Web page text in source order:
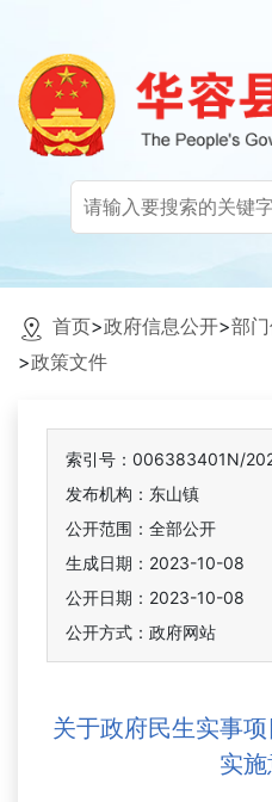
首页>政府信息公开>部
>政策文件
索引号：006383401N/
发布机构：东山镇
公开范围：全部公开
生成日期：2023-10-08
公开日期：2023-10-08
公开方式：政府网站
关于政府民生实事
实